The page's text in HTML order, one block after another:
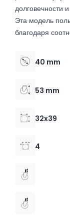
долговечности
Эта модель
благодаря
40 mm
53 mm
32x39
4